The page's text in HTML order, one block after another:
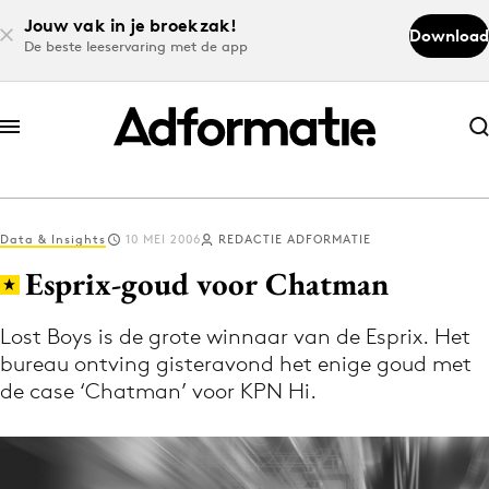
Jouw vak in je broekzak!
De beste leeservaring met de app
Download
Abonneer nu
Abonneer nu
Log in
Download de app
Volg het laatste nieuws via de Adformatie
Nieuws app
Data & Insights 10 MEI 2006 REDACTIE ADFORMATIE
Esprix-goud voor Chatman
Lost Boys is de grote winnaar van de Esprix. Het
bureau ontving gisteravond het enige goud met
de case ‘Chatman’ voor KPN Hi.